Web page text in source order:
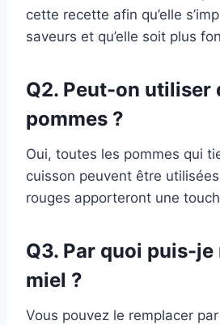
cette recette afin qu’elle
saveurs et qu’elle soit plus
Q2. Peut-on utiliser
pommes ?
Oui, toutes les pommes qui
cuisson peuvent être
rouges apporteront une
Q3. Par quoi puis-
miel ?
Vous pouvez le remplacer